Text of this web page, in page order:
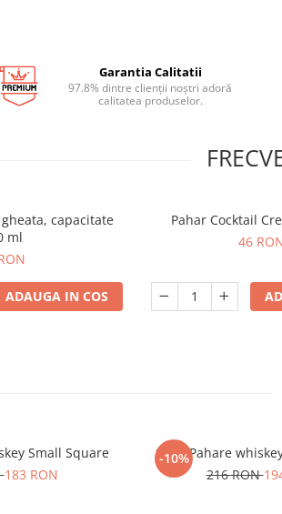
Garantia Calitatii
97.8% dintre clienții noștri adoră
calitatea produselor.
capacitate
ml
ADAUGA IN COS
Pahar Cocktail
46
Small Square
183 RON
-10%
Set 6 Pahare
216 RON